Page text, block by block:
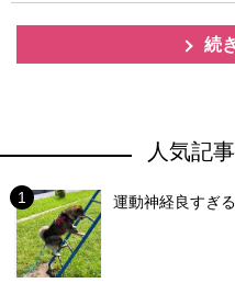
続
人気記
運動神経良すぎ